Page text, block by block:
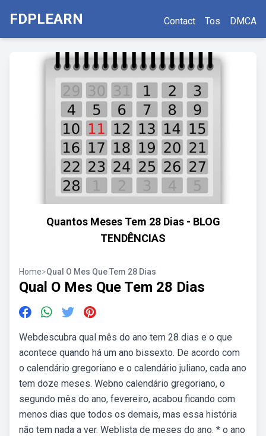
FDPLEARN Contact Tos DMCA
Quantos Meses Tem 28 Dias - BLOG
TENDÊNCIAS
Home>Qual O Mes Que Tem 28 Dias
Qual O Mes Que Tem 28 Dias
Webdescubra qual mês do ano tem 28 dias e o que
acontece quando há um ano bissexto. De acordo com
o calendário gregoriano e o calendário juliano, cada ano
tem doze meses. Webno calendário gregoriano, o
segundo mês do ano, fevereiro, acabou ficando com
menos dias que todos os demais, mas essa história
não tem nada a ver. Weblista de meses do ano. * o ano